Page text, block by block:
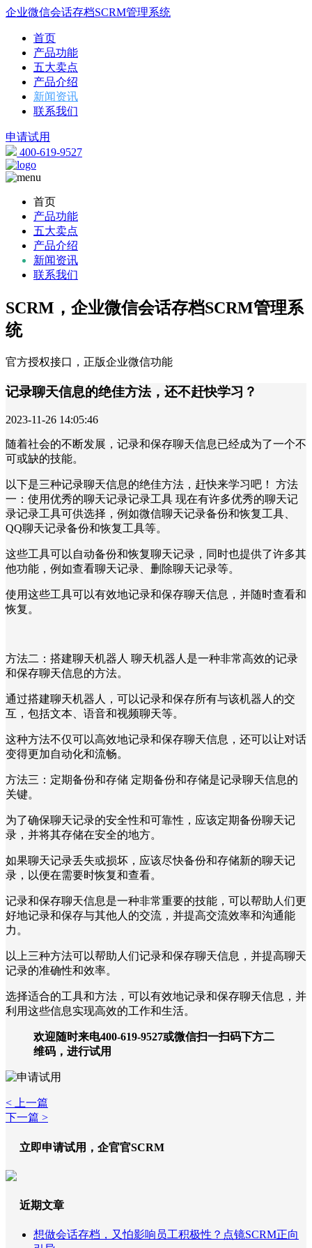
企业微信会话存档SCRM管理系统
首页
产品功能
五大卖点
产品介绍
新闻资讯
联系我们
申请试用
400-619-9527
首页
产品功能
五大卖点
产品介绍
新闻资讯
联系我们
SCRM，企业微信会话存档SCRM管理系
统
官方授权接口，正版企业微信功能
记录聊天信息的绝佳方法，还不赶快学习？
2023-11-26 14:05:46
随着社会的不断发展，记录和保存聊天信息已经成为了一个不
可或缺的技能。
以下是三种记录聊天信息的绝佳方法，赶快来学习吧！ 方法
一：使用优秀的聊天记录记录工具 现在有许多优秀的聊天记
录记录工具可供选择，例如微信聊天记录备份和恢复工具、
QQ聊天记录备份和恢复工具等。
这些工具可以自动备份和恢复聊天记录，同时也提供了许多其
他功能，例如查看聊天记录、删除聊天记录等。
使用这些工具可以有效地记录和保存聊天信息，并随时查看和
恢复。
方法二：搭建聊天机器人 聊天机器人是一种非常高效的记录
和保存聊天信息的方法。
通过搭建聊天机器人，可以记录和保存所有与该机器人的交
互，包括文本、语音和视频聊天等。
这种方法不仅可以高效地记录和保存聊天信息，还可以让对话
变得更加自动化和流畅。
方法三：定期备份和存储 定期备份和存储是记录聊天信息的
关键。
为了确保聊天记录的安全性和可靠性，应该定期备份聊天记
录，并将其存储在安全的地方。
如果聊天记录丢失或损坏，应该尽快备份和存储新的聊天记
录，以便在需要时恢复和查看。
记录和保存聊天信息是一种非常重要的技能，可以帮助人们更
好地记录和保存与其他人的交流，并提高交流效率和沟通能
力。
以上三种方法可以帮助人们记录和保存聊天信息，并提高聊天
记录的准确性和效率。
选择适合的工具和方法，可以有效地记录和保存聊天信息，并
利用这些信息实现高效的工作和生活。
欢迎随时来电400-619-9527或微信扫一扫码下方二
维码，进行试用
< 上一篇
下一篇 >
立即申请试用，企官官SCRM
近期文章
想做会话存档，又怕影响员工积极性？点镜SCRM正向